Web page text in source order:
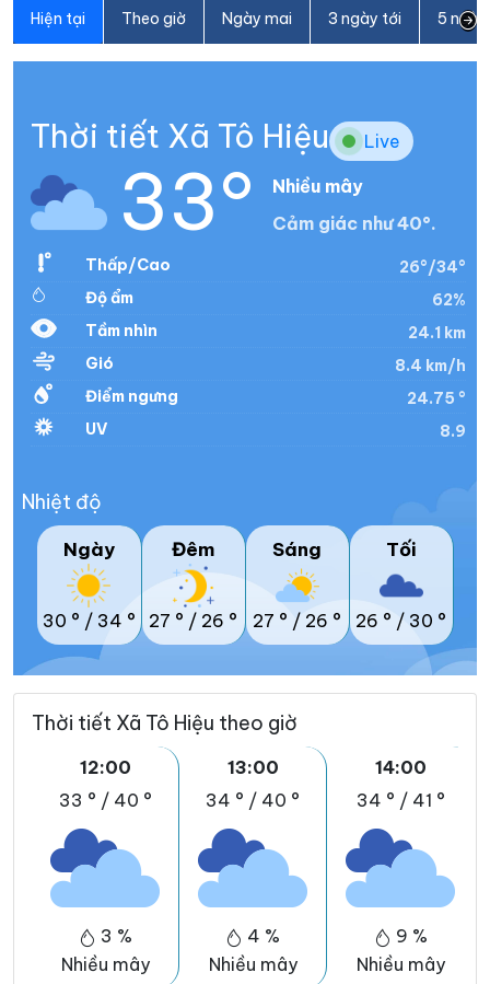
Hiện tại Theo giờ Ngày mai 3 ngày tới 5
Thời tiết Xã Tô Hiệu Live
33°
Nhiều mây
Cảm giác như 40°.
Thấp/Cao
26°/34°
Độ ẩm
62%
Tầm nhìn
24.1 km
Gió
8.4 km/h
Điểm ngưng
24.75 °
UV
8.9
Nhiệt độ
Ngày
30 ° / 34 °
Đêm
27 ° / 26 °
Sáng
27 ° / 26 °
Tối
26 ° / 30 °
Thời tiết Xã Tô Hiệu theo giờ
12:00
33 ° / 40 °
3 %
Nhiều mây
13:00
34 ° / 40 °
4 %
Nhiều mây
14:00
34 ° / 41 °
9 %
Nhiều mây